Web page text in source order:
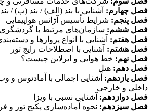
فصل چهارم: آشنايی با بند (الف) / بند (ب) /
فصل پنجم: شرايط تأسيس آژانس هواپيمايی
فصل ششم: سازمان‌های مرتبط با گردشگری
فصل هفتم: آشنايی با انواع پروازها و
فصل هشتم: آشنايی با اصطلاحات رايج تور
فصل نهم: خط هوايی و ايرلاين چيست؟
فصل دهم: هتل
فصل يازدهم: آشنايی اجمالی با آمادئوس و
داخلی و خارجی
فصل دوازدهم: آشنايی نسبی با ويزا
فصل سيزدهم: نحوه آماده‌سازی پكيج تور و